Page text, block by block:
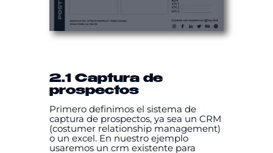
2.1 Captura de
prospectos
Primero definimos el sistema de
captura de prospectos, ya sea un CRM
(costumer relationship management)
o un excel. En nuestro ejemplo
usaremos un crm existente para